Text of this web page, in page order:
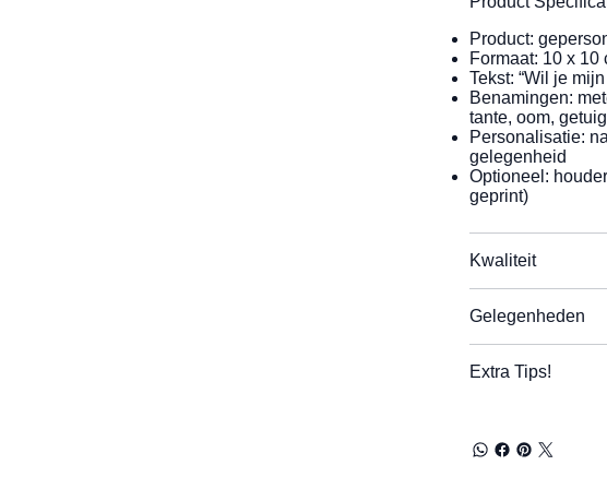
Product:
Formaat: 10 x 10
Tekst: “Wil je
Benamingen:
tante, oom,
Personalisatie:
gelegenheid
Optioneel:
geprint)
Kwaliteit
Gelegenheden
Extra Tips!